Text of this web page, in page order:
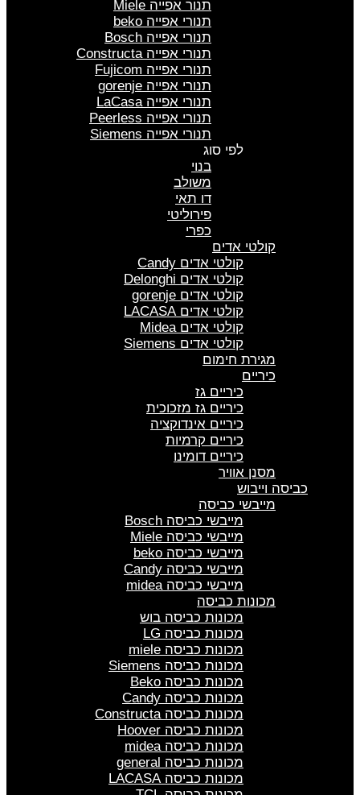
תנור אפייה Miele
תנורי אפייה beko
תנורי אפייה Bosch
תנורי אפייה Constructa
תנורי אפייה Fujicom
תנורי אפייה gorenje
תנורי אפייה LaCasa
תנורי אפייה Peerless
תנורי אפייה Siemens
לפי סוג
בנוי
משולב
דו תאי
פירוליטי
כפרי
קולטי אדים
קולטי אדים Candy
קולטי אדים Delonghi
קולטי אדים gorenje
קולטי אדים LACASA
קולטי אדים Midea
קולטי אדים Siemens
מגירת חימום
כיריים
כיריים גז
כיריים גז מזכוכית
כיריים אינדוקציה
כיריים קרמיות
כיריים דומינו
מסנן אוויר
כביסה וייבוש
מייבשי כביסה
מייבשי כביסה Bosch
מייבשי כביסה Miele
מייבשי כביסה beko
מייבשי כביסה Candy
מייבשי כביסה midea
מכונות כביסה
מכונות כביסה בוש
מכונות כביסה LG
מכונות כביסה miele
מכונות כביסה Siemens
מכונות כביסה Beko
מכונות כביסה Candy
מכונות כביסה Constructa
מכונות כביסה Hoover
מכונות כביסה midea
מכונות כביסה general
מכונות כביסה LACASA